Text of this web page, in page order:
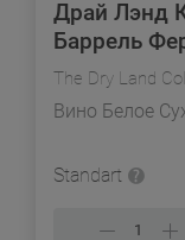
Драй Лэнд
Баррель
Вино Белое
Standart